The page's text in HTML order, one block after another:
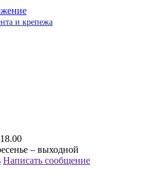
и крепежа
– выходной
Написать сообщение